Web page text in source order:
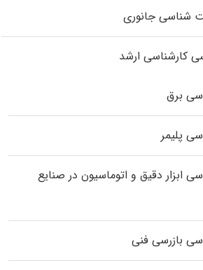
شناسی جانوری
کارشناسی ارشد
برق
پلیمر
ابزار دقیق و اتوماسیون در صنایع
بازرسی فنی